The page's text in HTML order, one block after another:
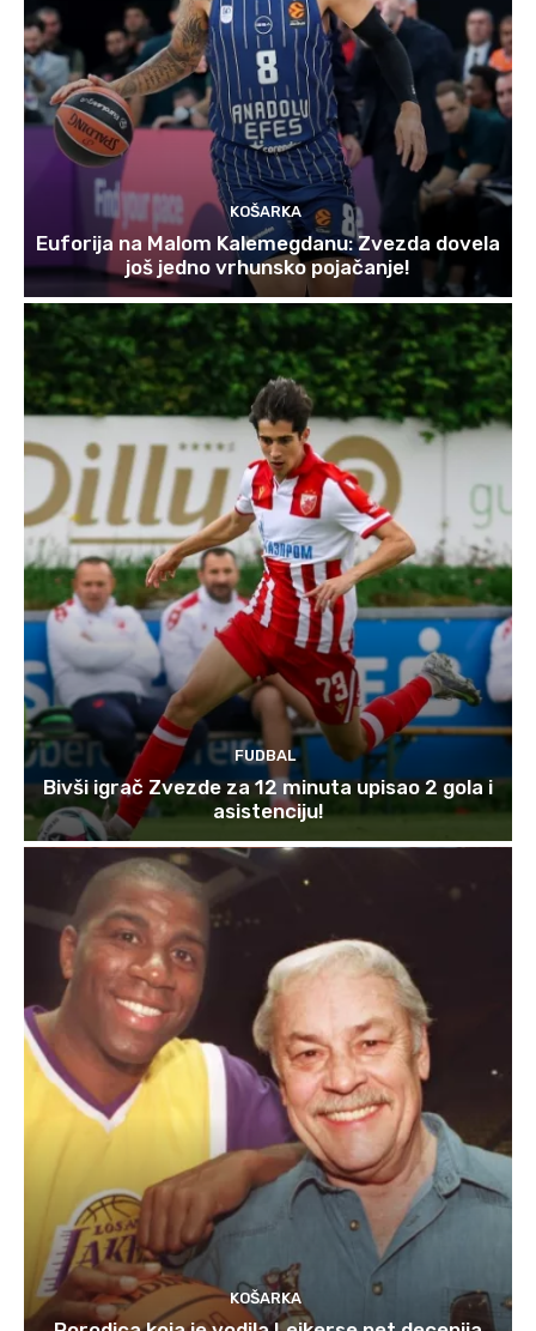
KOŠARKA
Euforija na Malom Kalemegdanu: Zvezda dovela
još jedno vrhunsko pojačanje!
FUDBAL
Bivši igrač Zvezde za 12 minuta upisao 2 gola i
asistenciju!
KOŠARKA